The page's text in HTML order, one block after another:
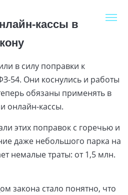
кассы в
в силу поправки к
54. Они коснулись и работы
обязаны применять в
онлайн-кассы.
этих поправок с горечью и
даже небольшого парка на
немалые траты: от 1,5 млн.
закона стало понятно, что